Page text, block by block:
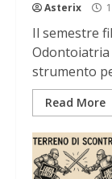
Asterix
Il semestre
strumento
Read More